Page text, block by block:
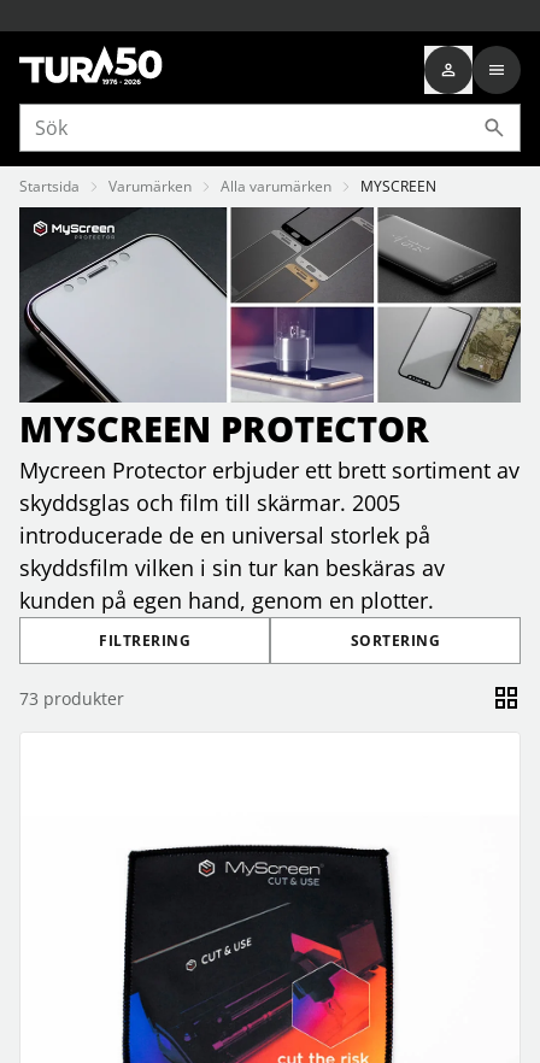
Startsida Varumärken Alla varumärken MYSCREEN
MYSCREEN PROTECTOR
Mycreen Protector erbjuder ett brett sortiment av
skyddsglas och film till skärmar. 2005
introducerade de en universal storlek på
skyddsfilm vilken i sin tur kan beskäras av
kunden på egen hand, genom en plotter.
FILTRERING SORTERING
73 produkter